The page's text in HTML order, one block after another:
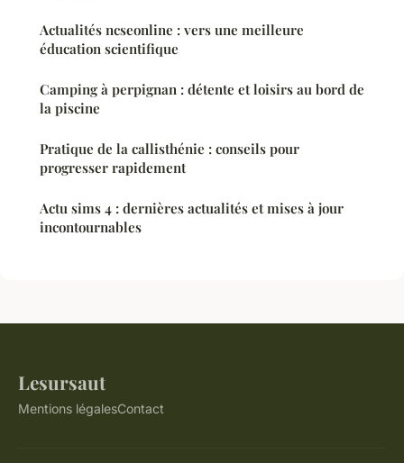
Actualités ncseonline : vers une meilleure
éducation scientifique
Camping à perpignan : détente et loisirs au bord de
la piscine
Pratique de la callisthénie : conseils pour
progresser rapidement
Actu sims 4 : dernières actualités et mises à jour
incontournables
Lesursaut
Mentions légalesContact